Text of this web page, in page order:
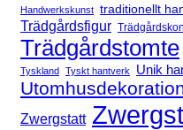
Handwerkskunst traditionellt
Trädgårdsfigur
Trädgårdstomte
Tyskland Tyskt hantverk Unik
Zwergstatt